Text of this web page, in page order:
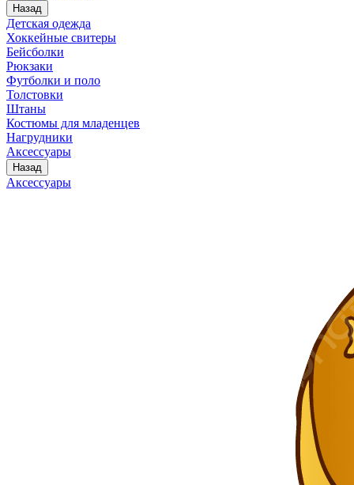
Назад
Детская одежда
Хоккейные свитеры
Бейсболки
Рюкзаки
Футболки и поло
Толстовки
Штаны
Костюмы для младенцев
Нагрудники
Аксессуары
Назад
Аксессуары